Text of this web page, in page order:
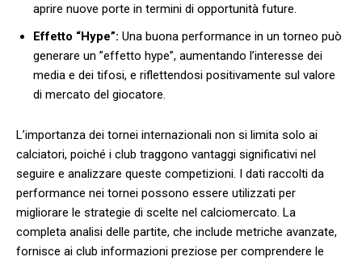
aprire nuove ‍porte in termini di opportunità future.
Effetto “Hype”: Una buona performance⁤ in⁤ un torneo può
generare un ‌”effetto hype”, aumentando ⁢l’interesse dei
media e dei ⁢tifosi, e riflettendosi ‌positivamente sul valore
di​ mercato del⁢ giocatore.
L’importanza dei tornei ‍internazionali non si limita solo ai
calciatori, poiché i club traggono vantaggi significativi ‌nel
seguire e analizzare ⁤queste ‌competizioni.⁢ I dati raccolti da⁢
performance nei tornei possono⁢ essere ‌utilizzati per⁤
migliorare le strategie di scelte nel‌ calciomercato. ‍La
‍completa analisi ⁢delle partite, che include ⁤metriche‌ avanzate,
fornisce ai club informazioni preziose per comprendere le